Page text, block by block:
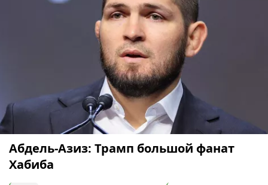
Абдель-Азиз: Трамп большой фанат
Хабиба